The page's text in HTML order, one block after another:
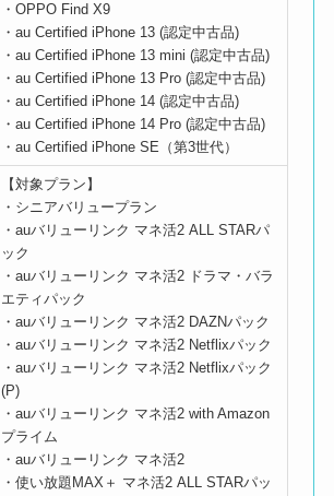
・OPPO Find X9
・au Certified iPhone 13 (認定中古品)
・au Certified iPhone 13 mini (認定中古品)
・au Certified iPhone 13 Pro (認定中古品)
・au Certified iPhone 14 (認定中古品)
・au Certified iPhone 14 Pro (認定中古品)
・au Certified iPhone SE（第3世代）
【対象プラン】
・シニアバリュープラン
・auバリューリンク マネ活2 ALL STARパ
ック
・auバリューリンク マネ活2 ドラマ・バラ
エティパック
・auバリューリンク マネ活2 DAZNパック
・auバリューリンク マネ活2 Netflixパック
・auバリューリンク マネ活2 Netflixパック
(P)
・auバリューリンク マネ活2 with Amazon
プライム
・auバリューリンク マネ活2
・使い放題MAX＋ マネ活2 ALL STARパッ